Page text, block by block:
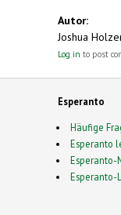
Autor:
Joshua
Log in to post
Esperanto
Häufige
Esperanto
Esperanto-
Esperanto-